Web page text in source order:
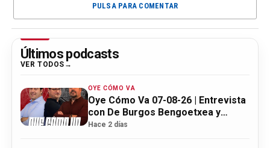
PULSA PARA COMENTAR
Últimos podcasts
VER TODOS
OYE CÓMO VA
Oye Cómo Va 07-08-26 | Entrevista
con De Burgos Bengoetxea y
actualidad Athletic
Hace 2 días